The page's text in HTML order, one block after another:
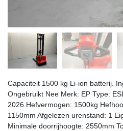
Capaciteit 1500 kg Li-ion batterij.
Ongebruikt Nee Merk: EP Type:
2026 Hefvermogen: 1500kg
1150mm Afgelezen urenstand: 1
Minimale doorrijhoogte: 2550mm